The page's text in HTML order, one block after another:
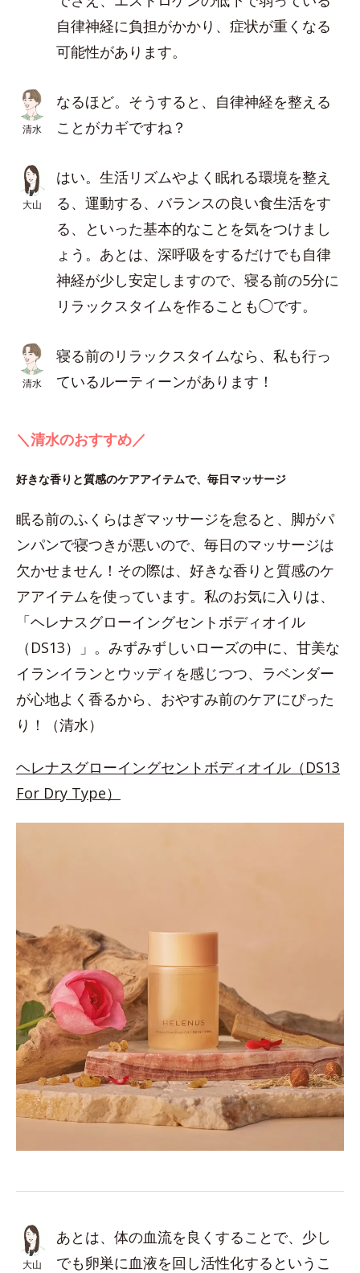
自律神経に負担がかかり、症状が重くなる
可能性があります。
清水
なるほど。そうすると、自律神経を整える
ことがカギですね？
大山
はい。生活リズムやよく眠れる環境を整え
る、運動する、バランスの良い食生活をす
る、といった基本的なことを気をつけまし
ょう。あとは、深呼吸をするだけでも自律
神経が少し安定しますので、寝る前の5分に
リラックスタイムを作ることも◯です。
清水
寝る前のリラックスタイムなら、私も行っ
ているルーティーンがあります！
＼清水のおすすめ／
好きな香りと質感のケアアイテムで、毎日マッサージ
眠る前のふくらはぎマッサージを怠ると、脚がパ
ンパンで寝つきが悪いので、毎日のマッサージは
欠かせません！その際は、好きな香りと質感のケ
アアイテムを使っています。私のお気に入りは、
「ヘレナスグローイングセントボディオイル
（DS13）」。みずみずしいローズの中に、甘美な
イランイランとウッディを感じつつ、ラベンダー
が心地よく香るから、おやすみ前のケアにぴった
り！（清水）
ヘレナスグローイングセントボディオイル（DS13
For Dry Type）
大山
あとは、体の血流を良くすることで、少し
でも卵巣に血液を回し活性化するというこ